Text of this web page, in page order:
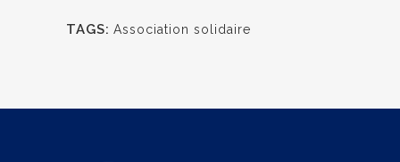
TAGS: Association solidaire